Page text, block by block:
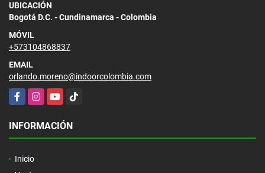
UBICACIÓN
Bogotá D.C. - Cundinamarca - Colombia
MÓVIL
+573104868837
EMAIL
orlando.moreno@indoorcolombia.com
FacebookInstagramYouTubeTikTok
INFORMACIÓN
Inicio